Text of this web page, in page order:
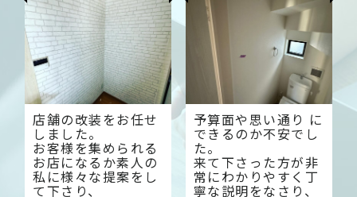
ご提案してください
ました。
店舗の改装をお任せ
しました。
お客様を集められる
お店になるか素人の
私に様々な提案をし
て下さり、
予算面や思い通り に
できるのか不安でし
た。
来て下さった方が非
常にわかりやすく丁
寧な説明をなさり、